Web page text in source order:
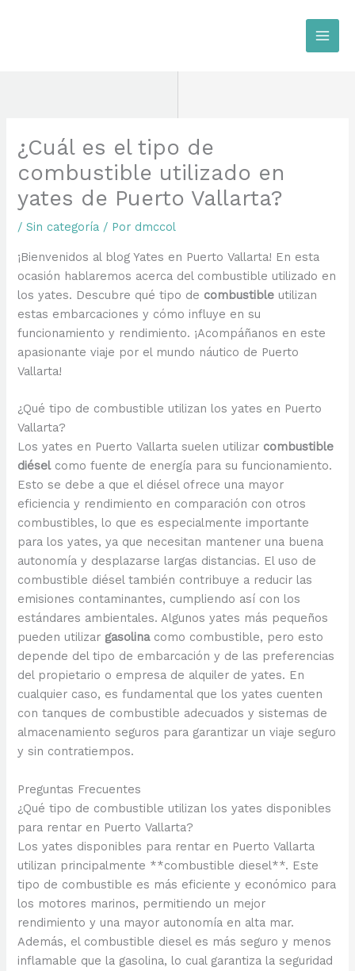
¿Cuál es el tipo de
combustible utilizado en
yates de Puerto Vallarta?
/Sin categoría / Por dmccol
¡Bienvenidos al blog Yates en Puerto Vallarta! En esta
ocasión hablaremos acerca del combustible utilizado en
los yates. Descubre qué tipo de combustible utilizan
estas embarcaciones y cómo influye en su
funcionamiento y rendimiento. ¡Acompáñanos en este
apasionante viaje por el mundo náutico de Puerto
Vallarta!
¿Qué tipo de combustible utilizan los yates en Puerto
Vallarta?
Los yates en Puerto Vallarta suelen utilizar combustible
diéselcomo fuente de energía para su funcionamiento.
Esto se debe a que el diésel ofrece una mayor
eficiencia y rendimiento en comparación con otros
combustibles, lo que es especialmente importante
para los yates, ya que necesitan mantener una buena
autonomía y desplazarse largas distancias. El uso de
combustible diésel también contribuye a reducir las
emisiones contaminantes, cumpliendo así con los
estándares ambientales. Algunos yates más pequeños
pueden utilizar gasolinacomo combustible, pero esto
depende del tipo de embarcación y de las preferencias
del propietario o empresa de alquiler de yates. En
cualquier caso, es fundamental que los yates cuenten
con tanques de combustible adecuados y sistemas de
almacenamiento seguros para garantizar un viaje seguro
y sin contratiempos.
Preguntas Frecuentes
¿Qué tipo de combustible utilizan los yates disponibles
para rentar en Puerto Vallarta?
Los yates disponibles para rentar en Puerto Vallarta
utilizan principalmente **combustible diesel**. Este
tipo de combustible es más eficiente y económico para
los motores marinos, permitiendo un mejor
rendimiento y una mayor autonomía en alta mar.
Además, el combustible diesel es más seguro y menos
inflamable que la gasolina, lo cual garantiza la seguridad